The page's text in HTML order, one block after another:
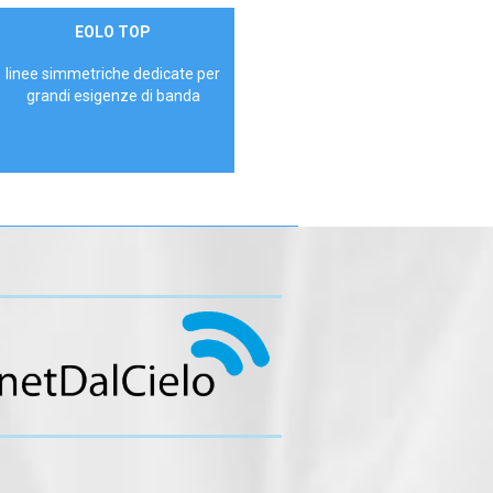
ContattaciEOLO TOP
linee simmetriche dedicate per
grandi esigenze di banda